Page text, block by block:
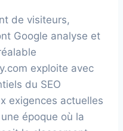
de visiteurs,
Google analyse et
exploite avec
du SEO
exigences actuelles
époque où la